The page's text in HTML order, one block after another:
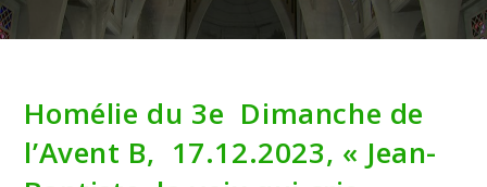
Homélie du 3e Dimanche de
l’Avent B, 17.12.2023, « Jean-